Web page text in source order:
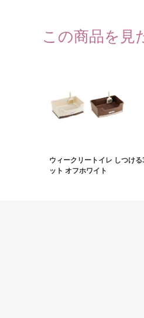
この商品を見
ウィークリートイレ しつけ
ット オフホワイト